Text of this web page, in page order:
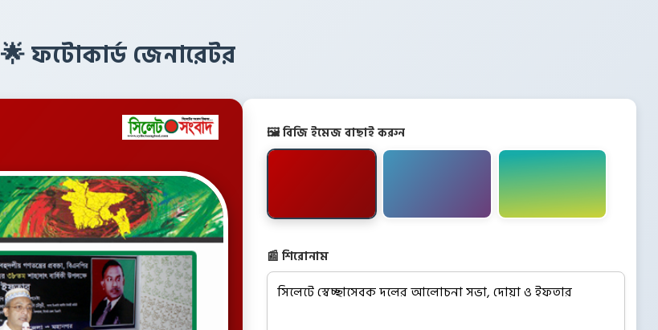
🌟 ফটোকার্ড জেনারেটর
🖼️ বিজি ইমেজ বাছাই করুন
📰 শিরোনাম